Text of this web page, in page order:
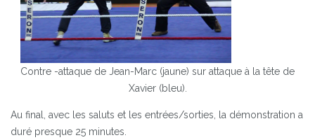
Contre -attaque de Jean-Marc (jaune) sur attaque à la tête de
Xavier (bleu).
Au final, avec les saluts et les entrées/sorties, la démonstration a
duré presque 25 minutes.